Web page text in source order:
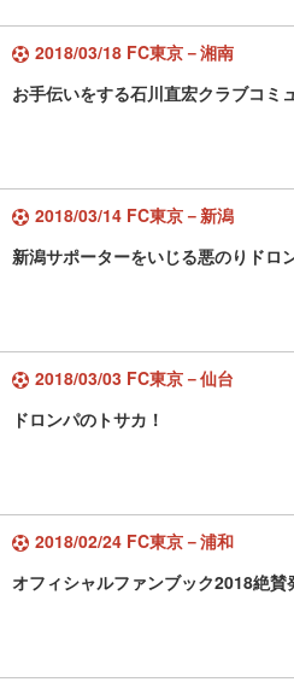
2018/03/18 FC東京－湘南
お手伝いをする石川直宏クラブコミ
2018/03/14 FC東京－新潟
新潟サポーターをいじる悪のりドロ
2018/03/03 FC東京－仙台
ドロンパのトサカ！
2018/02/24 FC東京－浦和
オフィシャルファンブック2018絶賛